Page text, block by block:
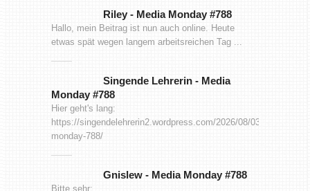
Riley - Media Monday #788
Hallo, mein Beitrag ist nun auch online. Heute
etwas spät wegen langem arbeitsreichen Tag ...
Singende Lehrerin - Media
Monday #788
Hier geht's lang:
https://singendelehrerin2.wordpress.com/2026/08/03/media-
monday-788/
Gnislew - Media Monday #788
Bitte sehr: